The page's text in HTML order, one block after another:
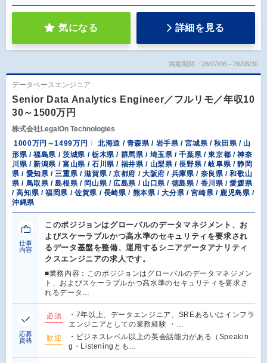
気になる 詳細を見る
掲載期間：26/07/06～26/08/30
データベースエンジニア
Senior Data Analytics Engineer／フルリモ／年収10
30～1500万円
株式会社LegalOn Technologies
1000万円～1499万円
北海道 / 青森県 / 岩手県 / 宮城県 / 秋田県 / 山
形県 / 福島県 / 茨城県 / 栃木県 / 群馬県 / 埼玉県 / 千葉県 / 東京都 / 神奈
川県 / 新潟県 / 富山県 / 石川県 / 福井県 / 山梨県 / 長野県 / 岐阜県 / 静岡
県 / 愛知県 / 三重県 / 滋賀県 / 京都府 / 大阪府 / 兵庫県 / 奈良県 / 和歌山
県 / 鳥取県 / 島根県 / 岡山県 / 広島県 / 山口県 / 徳島県 / 香川県 / 愛媛県
/ 高知県 / 福岡県 / 佐賀県 / 長崎県 / 熊本県 / 大分県 / 宮崎県 / 鹿児島県 /
沖縄県
仕事
内容
このポジジョンはグローバルのデータマネジメント、お
よびスケーラブルかつ高水準のセキュリティを要求され
るデータ基盤を整備、運用するシニアデータアナリティ
クスエンジニアの求人です。
■業務内容：このポジジョンはグローバルのデータマネジメン
ト、およびスケーラブルかつ高水準のセキュリティを要求さ
れるデータ…
応募
資格
必須
・7年以上、データエンジニア、SREあるいはインフラ
エンジニアとしての業務経験 ・…
歓迎
・ビジネスレベル以上の英会話能力がある（Speakin
g・Listeningとも…